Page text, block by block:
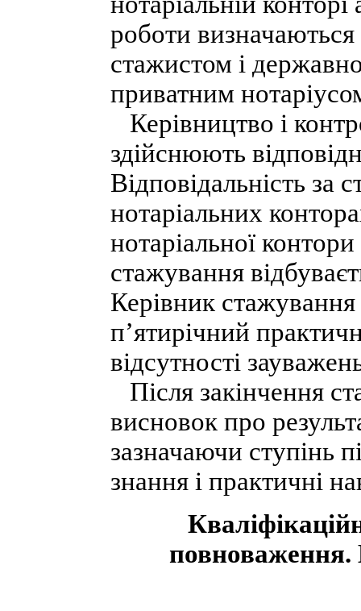
роботи
стажистом і
приватним
Керівництво і
здійснюють
Відповідальність за
нотаріальних
нотаріальної
стажування
Керівник
п’ятирічний
відсутності
Після закінчення
висновок про
зазначаючи ступінь
знання і практичні
повноваження.